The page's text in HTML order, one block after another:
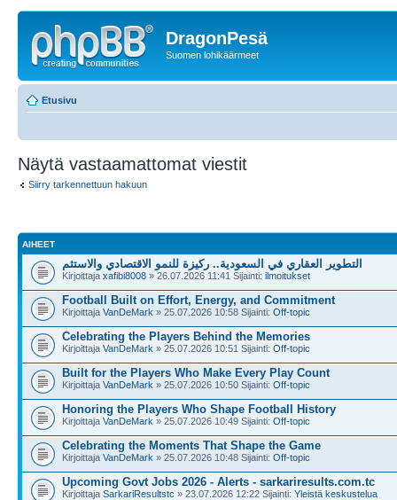
DragonPesä
Suomen lohikäärmeet
Etusivu
Näytä vastaamattomat viestit
Siirry tarkennettuun hakuun
AIHEET
التطوير العقاري في السعودية.. ركيزة للنمو الاقتصادي والاستثم
Kirjoittaja xafibi8008 » 26.07.2026 11:41 Sijainti: ilmoitukset
Football Built on Effort, Energy, and Commitment
Kirjoittaja VanDeMark » 25.07.2026 10:58 Sijainti: Off-topic
Celebrating the Players Behind the Memories
Kirjoittaja VanDeMark » 25.07.2026 10:51 Sijainti: Off-topic
Built for the Players Who Make Every Play Count
Kirjoittaja VanDeMark » 25.07.2026 10:50 Sijainti: Off-topic
Honoring the Players Who Shape Football History
Kirjoittaja VanDeMark » 25.07.2026 10:49 Sijainti: Off-topic
Celebrating the Moments That Shape the Game
Kirjoittaja VanDeMark » 25.07.2026 10:48 Sijainti: Off-topic
Upcoming Govt Jobs 2026 - Alerts - sarkariresults.com.tc
Kirjoittaja SarkariResultstc » 23.07.2026 12:22 Sijainti: Yleistä keskustelua